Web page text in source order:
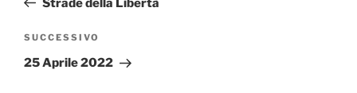
Articolo
successivo
SUCCESSIVO
25 Aprile 2022